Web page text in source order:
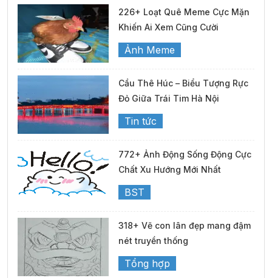
226+ Loạt Quê Meme Cực Mặn
Khiến Ai Xem Cũng Cười
Ảnh Meme
Cầu Thê Húc – Biểu Tượng Rực
Đỏ Giữa Trái Tim Hà Nội
Tin tức
772+ Ảnh Động Sống Động Cực
Chất Xu Hướng Mới Nhất
BST
318+ Vẽ con lân đẹp mang đậm
nét truyền thống
Tổng hợp